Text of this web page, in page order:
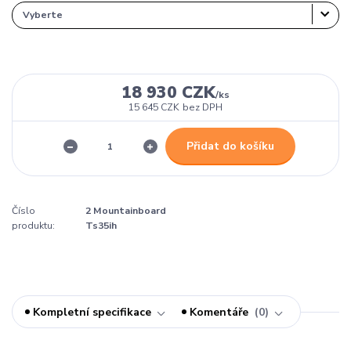
18 930 CZK/ks
15 645 CZK bez DPH
Přidat do košíku
Číslo
produktu:
2 Mountainboard
Ts35ih
Kompletní specifikace Komentáře 0